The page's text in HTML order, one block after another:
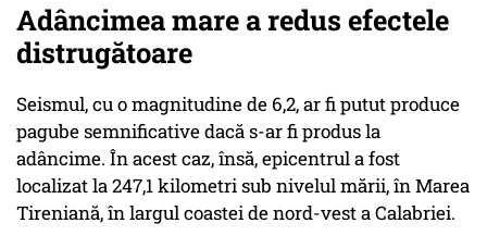
Adâncimea mare a redus efectele
distrugătoare
Seismul, cu o magnitudine de 6,2, ar fi putut produce
pagube semnificative dacă s-ar fi produs la
adâncime. În acest caz, însă, epicentrul a fost
localizat la 247,1 kilometri sub nivelul mării, în Marea
Tireniană, în largul coastei de nord-vest a Calabriei.